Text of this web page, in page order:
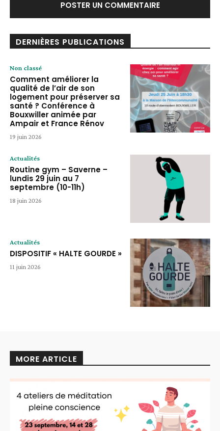
DERNIÈRES PUBLICATIONS
Non classé
Comment améliorer la
qualité de l’air de son
logement pour préserver sa
santé ? Conférence à
Bouxwiller animée par
Ampair et France Rénov
19 juin 2026
Actualités
Routine gym – Saverne –
lundis 29 juin au 7
septembre (10-11h)
18 juin 2026
Actualités
DISPOSITIF « HALTE GOURDE »
11 juin 2026
MORE ARTICLE